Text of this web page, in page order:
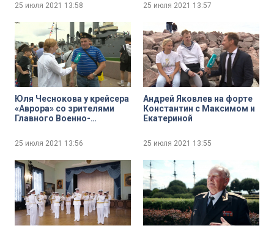
25 июля 2021 13:58 25 июля 2021 13:57
Юля Чеснокова у крейсера
«Аврора» со зрителями
Главного Военно-
25 июля 2021 13:56
Андрей Яковлев на форте
Константин с Максимом и
Екатериной
25 июля 2021 13:55